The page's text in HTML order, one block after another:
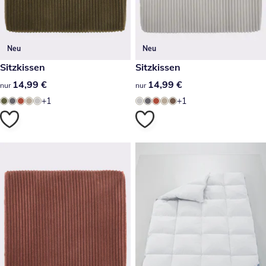
Neu
14,99 €
Sitzkissen
14,99 €
nur 14,99 €
+1
Neu
14,99 €
Sitzkissen
14,99 €
nur 14,99 €
+1